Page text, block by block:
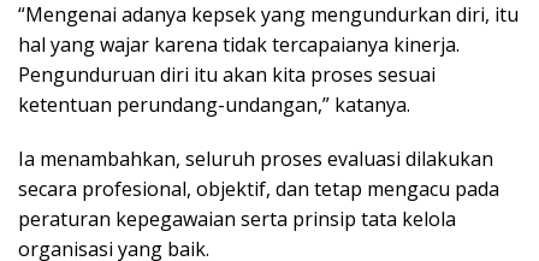
“Mengenai adanya kepsek yang mengundurkan diri, itu
hal yang wajar karena tidak tercapaianya kinerja.
Pengunduruan diri itu akan kita proses sesuai
ketentuan perundang-undangan,” katanya.
Ia menambahkan, seluruh proses evaluasi dilakukan
secara profesional, objektif, dan tetap mengacu pada
peraturan kepegawaian serta prinsip tata kelola
organisasi yang baik.